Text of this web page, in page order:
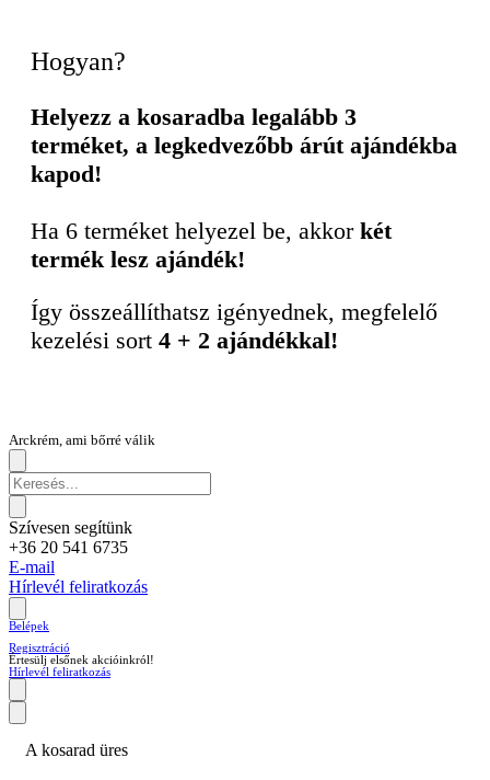
Hogyan?
Helyezz a kosaradba legalább 3
terméket, a legkedvezőbb árút ajándékba
kapod!
Ha 6 terméket helyezel be, akkor két
termék lesz ajándék!
Így összeállíthatsz igényednek, megfelelő
kezelési sort 4 + 2 ajándékkal!
Arckrém, ami bőrré válik
Szívesen segítünk
+36 20 541 6735
E-mail
Hírlevél feliratkozás
Belépek
Regisztráció
Értesülj elsőnek akcióinkról!
Hírlevél feliratkozás
A kosarad üres